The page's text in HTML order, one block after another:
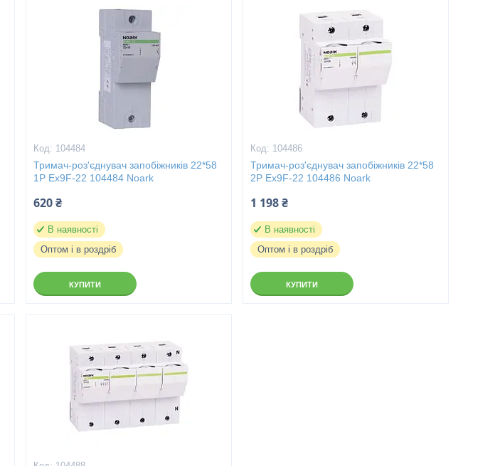
104484
Тримач-роз'єднувач запобіжників 22*58
1P Ex9F-22 104484 Noark
620 ₴
В наявності
Оптом і в роздріб
КУПИТИ
104486
Тримач-роз'єднувач запобіжників 22*58
2P Ex9F-22 104486 Noark
1 198 ₴
В наявності
Оптом і в роздріб
КУПИТИ